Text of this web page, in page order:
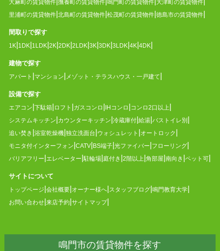
大麻町の賃貸物件 撫養町の賃貸物件 鳴門町の賃貸物件 大津町の賃貸物件
里浦町の賃貸物件 北島町の賃貸物件 松茂町の賃貸物件 徳島市の賃貸物件
間取りで探す
1K 1DK 1LDK 2K 2DK 2LDK 3K 3DK 3LDK 4K 4DK
建物で探す
アパート マンション メゾット・テラスハウス・一戸建て
設備で探す
エアコン 下駄箱 ロフト ガスコンロ IHコンロ コンロ2口以上
システムキッチン カウンターキッチン 冷蔵庫付 給湯 バストイレ別
追い焚き 浴室乾燥機 独立洗面台 ウォシュレット オートロック
モニタ付インターフォン CATV BS端子 光ファイバー フローリング
バリアフリー エレベーター 駐輪場 庭付き 2階以上 角部屋 南向き ペット可
サイトについて
トップページ 会社概要 オーナー様へ スタッフブログ 鳴門教育大学
お問い合わせ 来店予約 サイトマップ
鳴門市の賃貸物件を探す